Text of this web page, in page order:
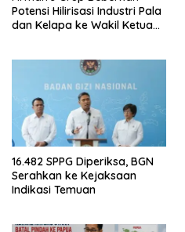
Potensi Hilirisasi Industri Pala
dan Kelapa ke Wakil Ketua
16.482 SPPG Diperiksa, BGN
Serahkan ke Kejaksaan
Indikasi Temuan